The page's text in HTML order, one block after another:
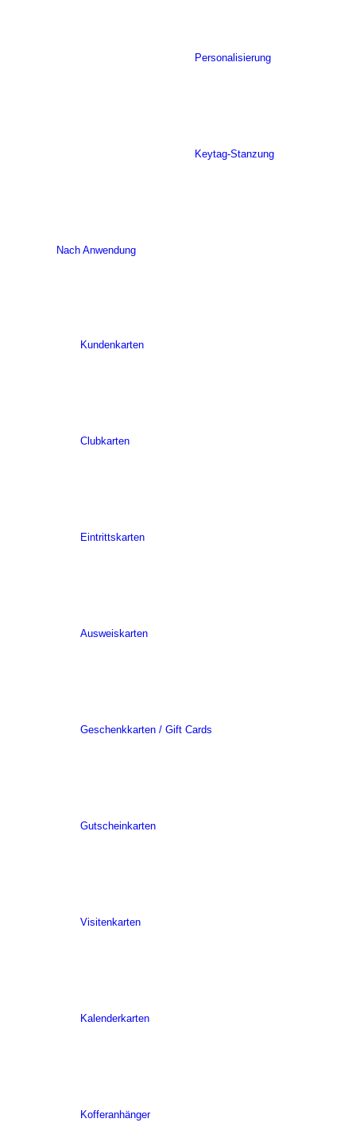
Personalisierung
Keytag-Stanzung
Nach Anwendung
Kundenkarten
Clubkarten
Eintrittskarten
Ausweiskarten
Geschenkkarten / Gift Cards
Gutscheinkarten
Visitenkarten
Kalenderkarten
Kofferanhänger